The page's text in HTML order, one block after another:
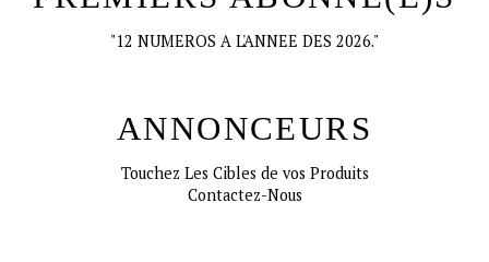
"12 NUMEROS A L'ANNEE DES 2026."
ANNONCEURS
Touchez Les Cibles de vos Produits
Contactez-Nous